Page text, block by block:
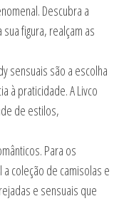
Descubra a
figura, realçam as
sensuais são a escolha
à praticidade. A Livco
de estilos,
Para os
coleção de camisolas e
e sensuais que